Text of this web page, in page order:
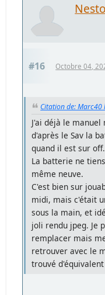
#16 Octobre 04,
Citation de:
J'ai déjà le
d'après le Sav la
quand il est sur off.
La batterie ne
même neuve.
C'est bien sur
midi, mais c'était
sous la main, et
joli rendu jpeg. Je
remplacer mais
retrouver avec le
trouvé